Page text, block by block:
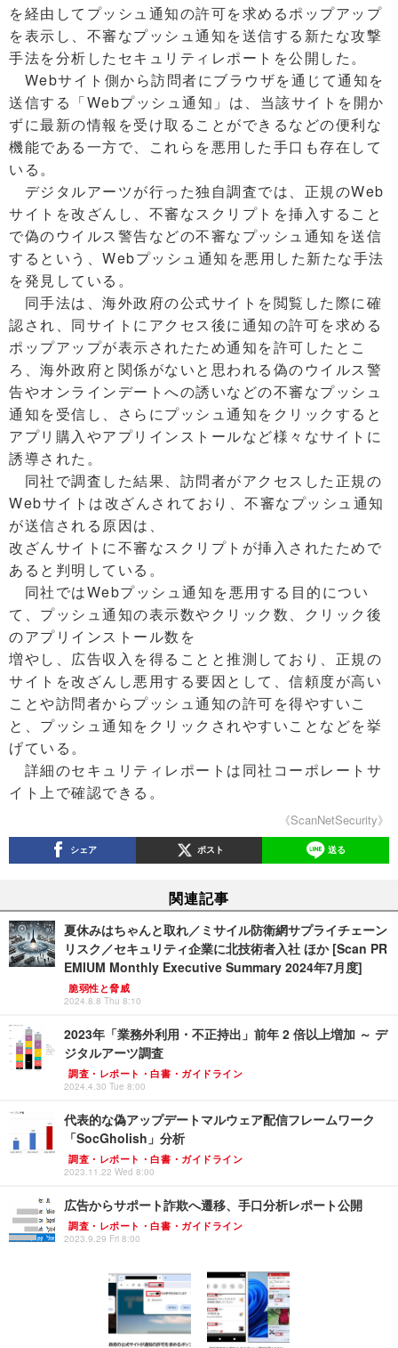
を経由してプッシュ通知の許可を求めるポップアップ
を表示し、不審なプッシュ通知を送信する新たな攻撃
手法を分析したセキュリティレポートを公開した。
Webサイト側から訪問者にブラウザを通じて通知を
送信する「Webプッシュ通知」は、当該サイトを開か
ずに最新の情報を受け取ることができるなどの便利な
機能である一方で、これらを悪用した手口も存在して
いる。
デジタルアーツが行った独自調査では、正規のWeb
サイトを改ざんし、不審なスクリプトを挿入すること
で偽のウイルス警告などの不審なプッシュ通知を送信
するという、Webプッシュ通知を悪用した新たな手法
を発見している。
同手法は、海外政府の公式サイトを閲覧した際に確
認され、同サイトにアクセス後に通知の許可を求める
ポップアップが表示されたため通知を許可したとこ
ろ、海外政府と関係がないと思われる偽のウイルス警
告やオンラインデートへの誘いなどの不審なプッシュ
通知を受信し、さらにプッシュ通知をクリックすると
アプリ購入やアプリインストールなど様々なサイトに
誘導された。
同社で調査した結果、訪問者がアクセスした正規の
Webサイトは改ざんされており、不審なプッシュ通知
が送信される原因は、
改ざんサイトに不審なスクリプトが挿入されたためで
あると判明している。
同社ではWebプッシュ通知を悪用する目的につい
て、プッシュ通知の表示数やクリック数、クリック後
のアプリインストール数を
増やし、広告収入を得ることと推測しており、正規の
サイトを改ざんし悪用する要因として、信頼度が高い
ことや訪問者からプッシュ通知の許可を得やすいこ
と、プッシュ通知をクリックされやすいことなどを挙
げている。
詳細のセキュリティレポートは同社コーポレートサ
イト上で確認できる。
《ScanNetSecurity》
シェア ポスト 送る
関連記事
夏休みはちゃんと取れ／ミサイル防衛網サプライチェーン
リスク／セキュリティ企業に北技術者入社 ほか [Scan PR
EMIUM Monthly Executive Summary 2024年7月度]
脆弱性と脅威
2024.8.8 Thu 8:10
2023年「業務外利用・不正持出」前年 2 倍以上増加 ～ デ
ジタルアーツ調査
調査・レポート・白書・ガイドライン
2024.4.30 Tue 8:00
代表的な偽アップデートマルウェア配信フレームワーク
「SocGholish」分析
調査・レポート・白書・ガイドライン
2023.11.22 Wed 8:00
広告からサポート詐欺へ遷移、手口分析レポート公開
調査・レポート・白書・ガイドライン
2023.9.29 Fri 8:00